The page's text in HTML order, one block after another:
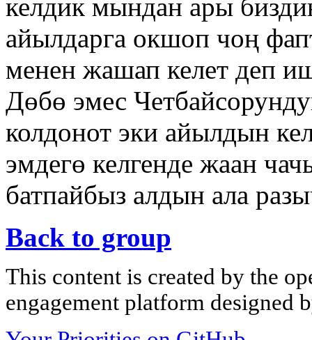
келдик мындан ары
айылдарга окшоп чоң
менен жашап келет деп
Дөбө эмес
колдонот эки айылдын
эмдегө келгенде жаан
батпайбыз алдын ала
Back to group
This content is created by the
engagement platform designed